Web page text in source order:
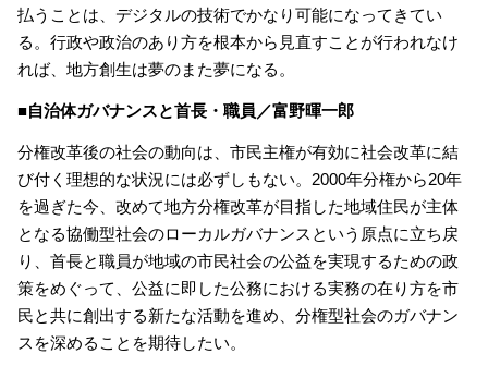
払うことは、デジタルの技術でかなり可能になってきてい
る。行政や政治のあり方を根本から見直すことが行われなけ
れば、地方創生は夢のまた夢になる。
■自治体ガバナンスと首長・職員／富野暉一郎
分権改革後の社会の動向は、市民主権が有効に社会改革に結
び付く理想的な状況には必ずしもない。2000年分権から20年
を過ぎた今、改めて地方分権改革が目指した地域住民が主体
となる協働型社会のローカルガバナンスという原点に立ち戻
り、首長と職員が地域の市民社会の公益を実現するための政
策をめぐって、公益に即した公務における実務の在り方を市
民と共に創出する新たな活動を進め、分権型社会のガバナン
スを深めることを期待したい。